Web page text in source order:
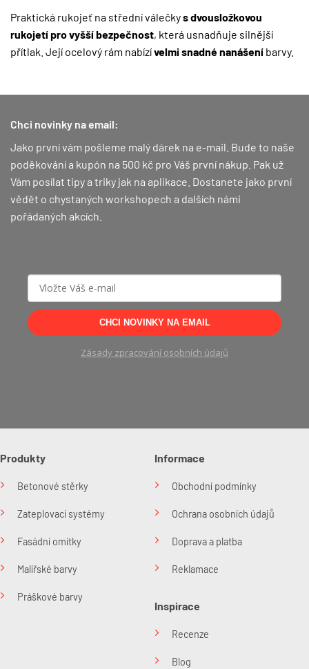
Praktická rukojeť na střední válečkys dvousložkovou
rukojetí pro vyšší bezpečnost, která usnadňuje silnější
přítlak. Její ocelový rám nabízívelmi snadné nanášení barvy.
Chci novinky na email:
Jako první vám pošleme malý dárek na e-mail. Bude to naše
poděkování a kupón na 500 kč pro Váš první nákup. Pak už
Vám posílat tipy a triky jak na aplikace. Dostanete jako první
vědět o chystaných workshopech a dalších námi
pořádaných akcích.
CHCI NOVINKY NA EMAIL
Zásady zpracování osobních údajů
Produkty
Betonové stěrky
Zateplovací systémy
Fasádní omítky
Malířské barvy
Práškové barvy
Informace
Obchodní podmínky
Ochrana osobních údajů
Doprava a platba
Reklamace
Inspirace
Recenze
Blog